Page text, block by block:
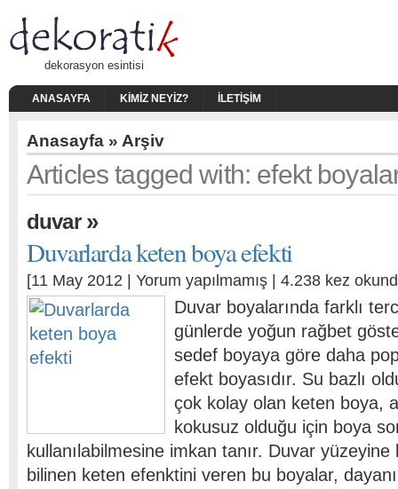
dekorasyon esintisi
ANASAYFA KIMIZ NEYIZ? İLETIŞIM
Anasayfa » Arşiv
Articles tagged with: efekt
duvar»
Duvarlarda keten boya efekti
[11 May 2012 | Yorum yapılmamış | 4.238 kez
Duvar boyalarında farklı
günlerde yoğun rağbet
sedef boyaya göre daha
efekt boyasıdır. Su bazlı
çok kolay olan keten boya,
kokusuz olduğu için boya
kullanılabilmesine imkan tanır. Duvar
bilinen keten efenktini veren bu boyalar,